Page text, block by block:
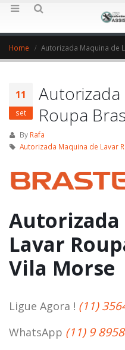
Home Autorizada Maquina de
11
set
Autorizada
Roupa
By Rafa
Autorizada Maquina de Lavar
Lavar
Vila Morse
Ligue Agora ! (11)
WhatsApp (11) 9